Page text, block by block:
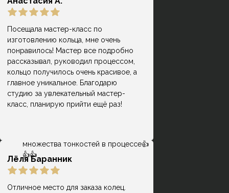
Посещала мастер-класс по
изготовлению кольца, мне очень
понравилось! Мастер все подробно
рассказывал, руководил процессом,
кольцо получилось очень красивое, а
главное уникальное. Благодарю
студию за увлекательный мастер-
класс, планирую прийти ещё раз!
Отличное место для заказа колец.
Лёля Баранник
Замечательное место. Очень
ответственный персонал, который
действительно на высоком уровне
сопровождает на каждой стадии
выбора, покупки и производства.
Помогли создать мне замечательную
множества тонкостей в процессе👍
👍👍
Дмитрий И.